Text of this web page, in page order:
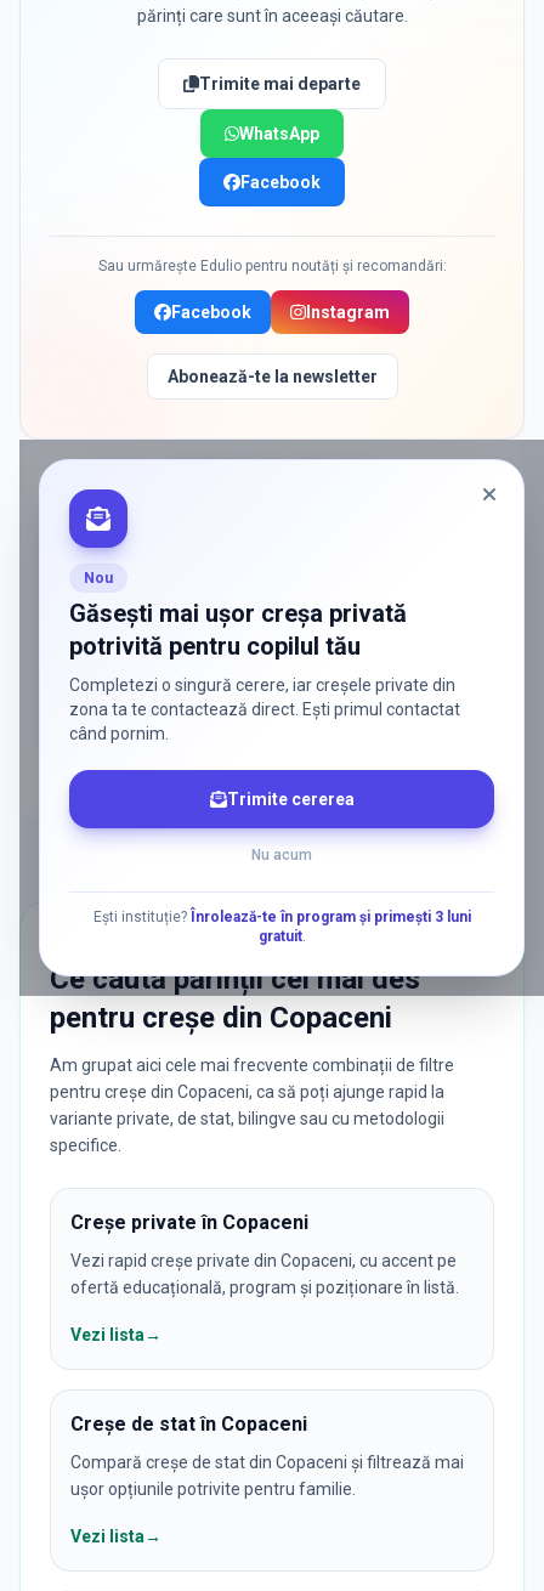
părinți care sunt în aceeași căutare.
Trimite mai departe
WhatsApp
Facebook
Sau urmărește Edulio pentru noutăți și recomandări:
Facebook Instagram
Abonează-te la newsletter
Nou
Găsești mai ușor creșa privată
potrivită pentru copilul tău
Completezi o singură cerere, iar creșele private din
zona ta te contactează direct. Ești primul contactat
când pornim.
Trimite cererea
Nu acum
Ești instituție?
Înrolează-te în program și primești 3 luni
gratuit.
ADS
cu familiile care au nevoie de ele — fără
reclamă generală, fără risipă.
Discută despre o colaborare
Ce caută părinții cel mai des
pentru creșe din Copaceni
Am grupat aici cele mai frecvente combinații de filtre
pentru creșe din Copaceni, ca să poți ajunge rapid la
variante private, de stat, bilingve sau cu metodologii
specifice.
Creșe private în Copaceni
Vezi rapid creșe private din Copaceni, cu accent pe
ofertă educațională, program și poziționare în listă.
Vezi lista→
Creșe de stat în Copaceni
Compară creșe de stat din Copaceni și filtrează mai
ușor opțiunile potrivite pentru familie.
Vezi lista→